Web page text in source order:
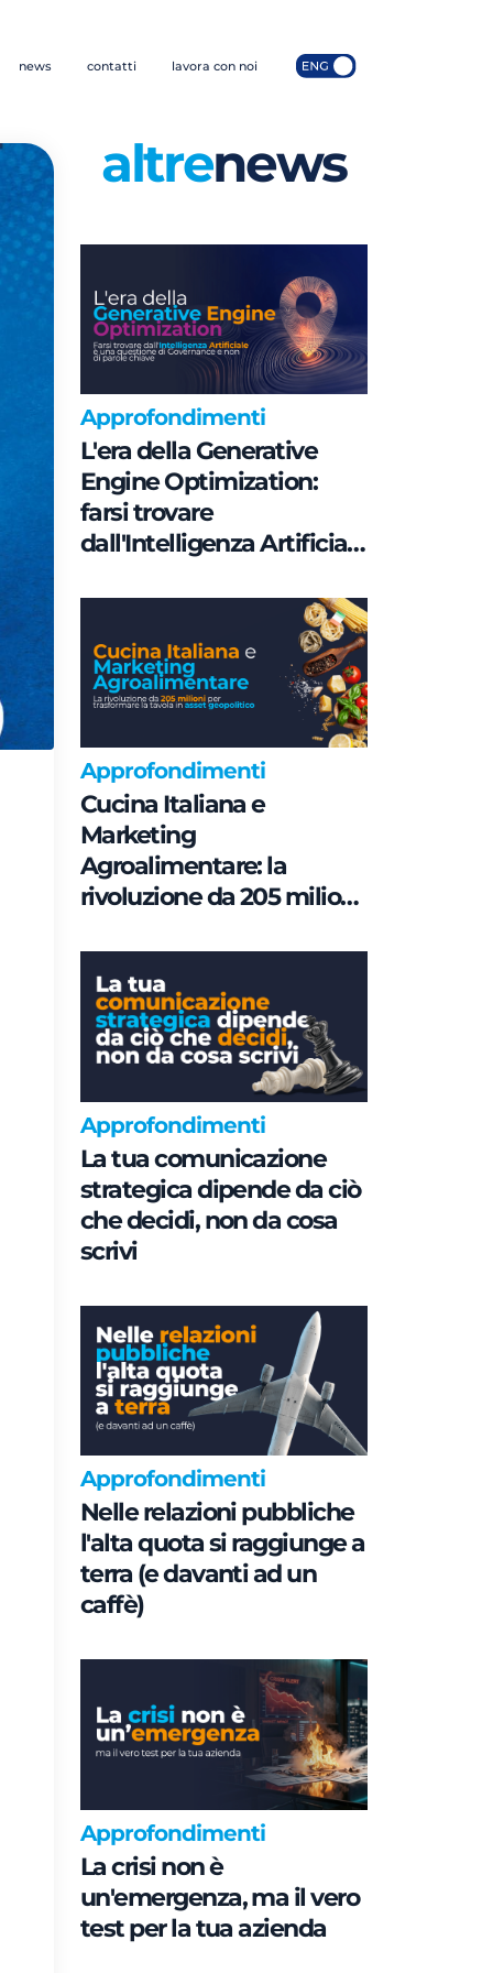
news contatti lavora con noi
altrenews
Approfondimenti
L'era della Generative
Engine Optimization:
farsi trovare
dall'Intelligenza Artificiale
Governance e non di
parole chiave
Approfondimenti
Cucina Italiana e
Marketing
Agroalimentare: la
rivoluzione da 205 milioni
in asset geopolitico
Approfondimenti
La tua comunicazione
strategica dipende da ciò
che decidi, non da cosa
scrivi
Approfondimenti
Nelle relazioni pubbliche
l'alta quota si raggiunge a
terra (e davanti ad un
caffè)
Approfondimenti
La crisi non è
un'emergenza, ma il vero
test per la tua azienda